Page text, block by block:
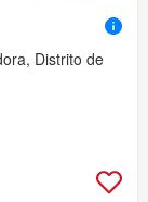
Distrito de